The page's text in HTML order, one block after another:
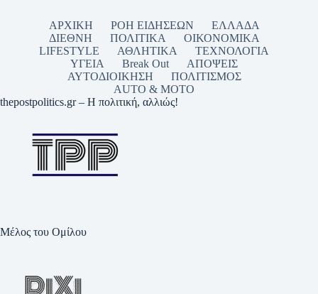
ΑΡΧΙΚΗ ΡΟΗ ΕΙΔΗΣΕΩΝ
ΕΛΛΑΔΑ
ΔΙΕΘΝΗ
ΠΟΛΙΤΙΚΑ
ΟΙΚΟΝΟΜΙΚΑ
LIFESTYLE
ΑΘΛΗΤΙΚΑ
ΤΕΧΝΟΛΟΓΙΑ
ΥΓΕΙΑ
Break Out
ΑΠΟΨΕΙΣ
ΑΥΤΟΔΙΟΙΚΗΣΗ
ΠΟΛΙΤΙΣΜΟΣ
AUTO & MOTO
thepostpolitics.gr – Η πολιτική, αλλιώς!
Μέλος του Ομίλου